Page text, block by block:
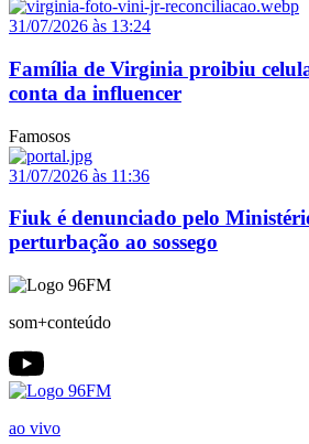
31/07/2026 às 13:24
Família de Virginia proibiu
conta da influencer
Famosos
31/07/2026 às 11:36
Fiuk é denunciado pelo
perturbação ao sossego
som+conteúdo
ao vivo